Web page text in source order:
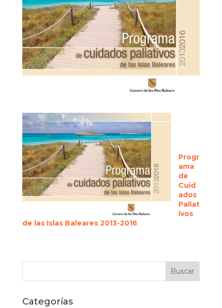
Progr
ama
de
Cuid
ados
Paliat
ivos
de las Islas Baleares 2013-2016
Categorías